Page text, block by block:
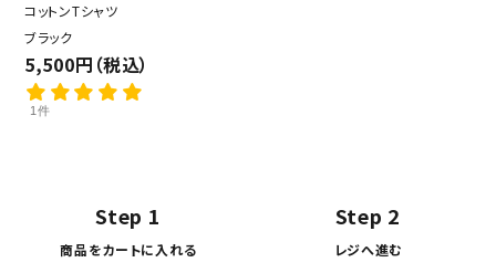
コットンTシャツ
ブラック
5,500円（税込）
1件
Step 1
商品をカートに入れる
Step 2
レジへ進む